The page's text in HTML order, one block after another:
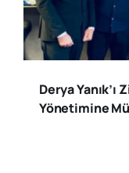
Derya
Yönetimine